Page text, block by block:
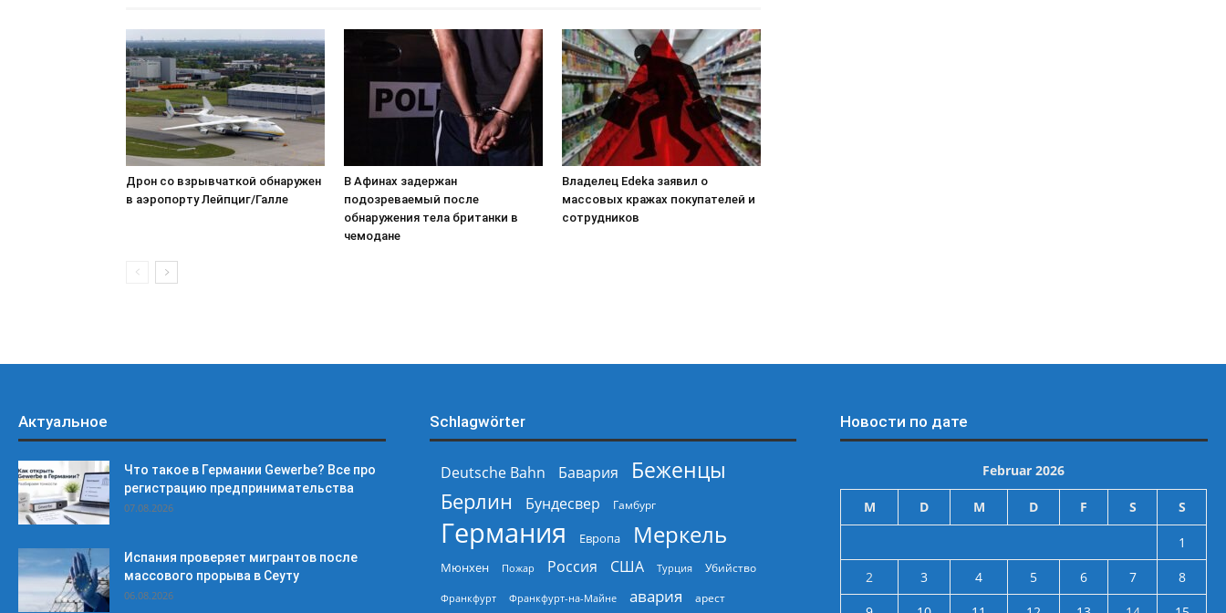
Дрон со взрывчаткой обнаружен
в аэропорту Лейпциг/Галле
В Афинах задержан
подозреваемый после
обнаружения тела британки в
чемодане
Владелец Edeka заявил о
массовых кражах покупателей и
сотрудников
Актуальное
Что такое в Германии Gewerbe? Все про
регистрацию предпринимательства
07.08.2026
Испания проверяет мигрантов после
массового прорыва в Сеуту
06.08.2026
Schlagwörter
Deutsche Bahn Бавария
Беженцы
Берлин
Бундесвер Гамбург
Германия Европа Меркель
Мюнхен Пожар Россия США Турция Убийство
Франкфурт Франкфурт-на-Майне авария арест
Новости по дате
Februar 2026
M D M D F S S
1
2
3 4 5 6 7
8